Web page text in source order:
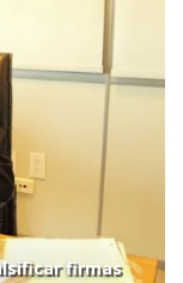
firmas